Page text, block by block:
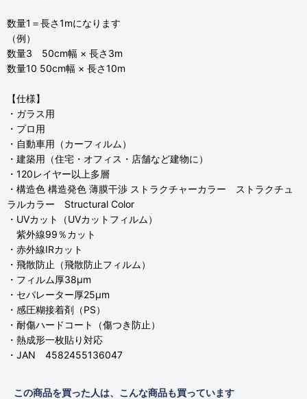
数量1＝長さ1mになります
（例）
数量3 50cm幅 × 長さ3m
数量10 50cm幅 × 長さ10m
【仕様】
・ガラス用
・プロ用
・自動車用（カーフィルム）
・建築用（住宅・オフィス・店舗など建物に）
・120レイヤー以上多層
・構造色 構造発色 薄膜干渉 ストラクチャーカラー ストラクチュ
ラルカラー Structural Color
・UVカット（UVカットフィルム）
紫外線99％カット
・赤外線IRカット
・飛散防止（飛散防止フィルム）
・フィルム厚38μm
・セパレーター厚25μm
・感圧糊接着剤（PS）
・耐傷ハードコート（傷つき防止）
・熱成形一枚貼り対応
・JAN 4582455136047
この商品を買った人は、こんな商品も買っています